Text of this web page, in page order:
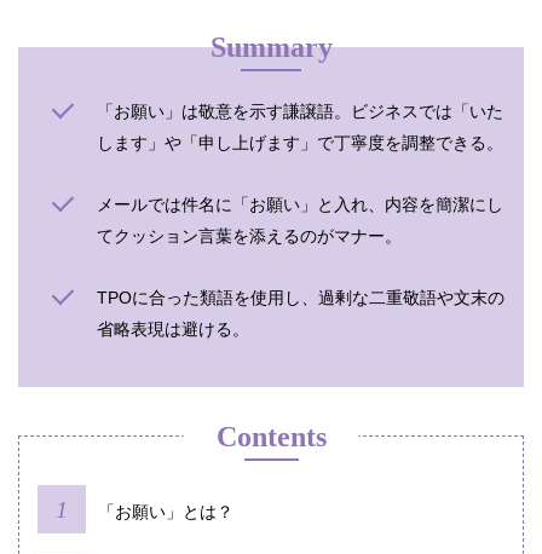
Summary
「お願い」は敬意を示す謙譲語。ビジネスでは「いた
します」や「申し上げます」で丁寧度を調整できる。
メールでは件名に「お願い」と入れ、内容を簡潔にし
てクッション言葉を添えるのがマナー。
TPOに合った類語を使用し、過剰な二重敬語や文末の
省略表現は避ける。
Contents
「お願い」とは？